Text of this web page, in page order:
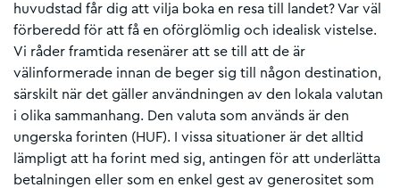
huvudstad får dig att vilja boka en resa till landet? Var väl
förberedd för att få en oförglömlig och idealisk vistelse.
Vi råder framtida resenärer att se till att de är
välinformerade innan de beger sig till någon destination,
särskilt när det gäller användningen av den lokala valutan
i olika sammanhang. Den valuta som används är den
ungerska forinten (HUF). I vissa situationer är det alltid
lämpligt att ha forint med sig, antingen för att underlätta
betalningen eller som en enkel gest av generositet som